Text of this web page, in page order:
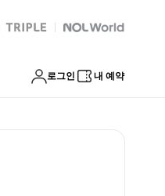
트리플 Global Interpark
로그인 내 예약